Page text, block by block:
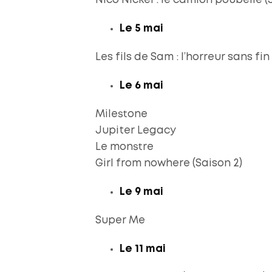
Le 5 mai
Les fils de Sam : l’horreur sans fin
Le 6 mai
Milestone
Jupiter Legacy
Le monstre
Girl from nowhere (Saison 2)
Le 9 mai
Super Me
Le 11 mai